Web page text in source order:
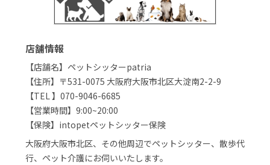
店舗情報
【店舗名】ペットシッターpatria
【住所】〒531-0075 大阪府大阪市北区大淀南2-2-9
【TEL 】070-9046-6685
【営業時間】9:00~20:00
【保険】intopetペットシッター保険
大阪府大阪市北区、その他周辺でペットシッター、散歩代
行、ペット介護にお伺いいたします。